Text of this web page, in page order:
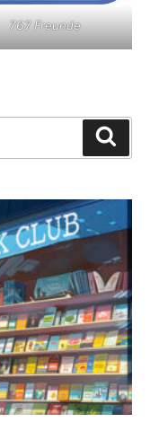
767 Freunde